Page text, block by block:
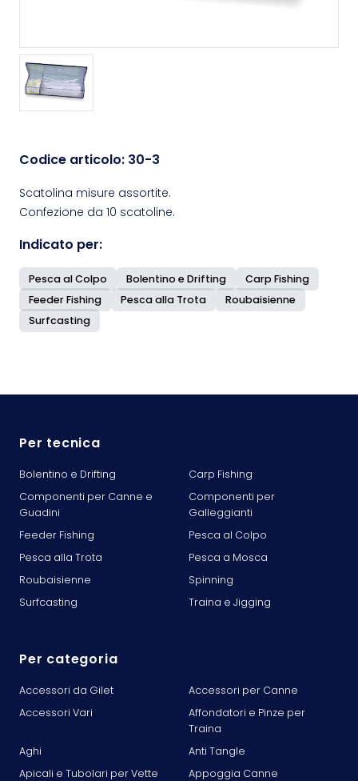
Codice articolo: 30-3
Scatolina misure assortite.
Confezione da 10 scatoline.
Indicato per:
Pesca al Colpo Bolentino e Drifting
Carp Fishing
Feeder Fishing
Pesca alla Trota
Roubaisienne
Surfcasting
Per tecnica
Bolentino e Drifting
Carp Fishing
Componenti per Canne e
Guadini
Componenti per
Galleggianti
Feeder Fishing
Pesca al Colpo
Pesca alla Trota
Pesca a Mosca
Roubaisienne
Spinning
Surfcasting
Traina e Jigging
Per categoria
Accessori da Gilet
Accessori per Canne
Accessori Vari
Affondatori e Pinze per
Traina
Aghi
Anti Tangle
Apicali e Tubolari per Vette
Appoggia Canne